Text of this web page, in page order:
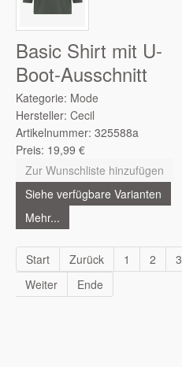
Basic Shirt mit U-
Boot-Ausschnitt
Kategorie: Mode
Hersteller: Cecil
Artikelnummer: 325588a
Preis: 19,99 €
Zur Wunschliste hinzufügen
Siehe verfügbare Varianten
Mehr...
Start Zurück 1 2 3
Weiter
Ende